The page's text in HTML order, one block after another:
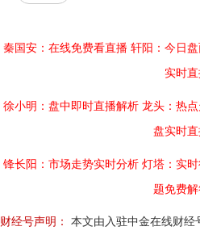
秦国安：在线免费看直播 轩阳：今日
实时
徐小明：盘中即时直播解析 龙头：热
盘实时
锋长阳：市场走势实时分析 灯塔：实
题免费
财经号声明：
本文由入驻中金在线财经